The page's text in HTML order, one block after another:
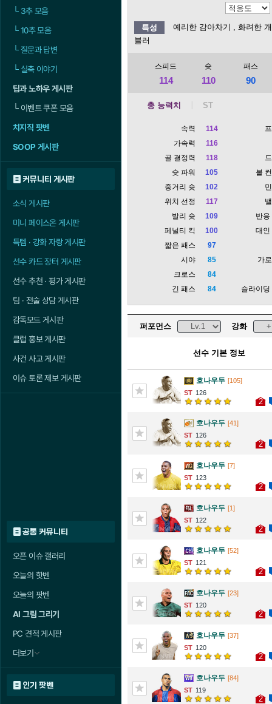
└3추 모음
└10추 모음
└질문과 답변
└실축 이야기
팁과 노하우 게시판
└이벤트 쿠폰 모음
치지직 팟벤
SOOP 게시판
커뮤니티 게시판
소식 게시판
미니 페이스온 게시판
득템 · 강화 자랑 게시판
선수 카드 장터 게시판
선수 추천 · 평가 게시판
팀 · 전술 상담 게시판
감독모드 게시판
클럽 홍보 게시판
사건 사고 게시판
이슈 토론 제보 게시판
공통 커뮤니티
오픈 이슈 갤러리
오늘의 핫벤
오늘의 팟벤
AI 그림 그리기
PC 견적 게시판
더보기
인기 팟벤
특성 예리한 감아차기
, 화려한
블러
스피드
114
슛
110
패스
90
총 능력치
속력
114
가속력
116
골 결정력
118
슛 파워
105
중거리 슛
102
위치 선정
117
발리 슛
109
페널티 킥
100
짧은 패스
97
시야
85
크로스
84
긴 패스
84
볼
반응
대인
가
슬라이딩
퍼포먼스 강화
선수 기본 정보
호나우두 [105]
126
2
호나우두 [41]
126
2
호나우두 [7]
123
2
호나우두 [1]
122
2
호나우두 [52]
121
2
호나우두 [23]
120
2
호나우두 [37]
120
2
호나우두 [84]
119
2